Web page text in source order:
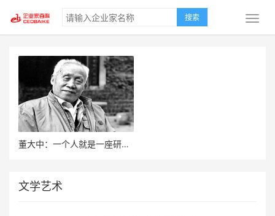
搜索
董大中：一个人就是一座研究所
文学艺术